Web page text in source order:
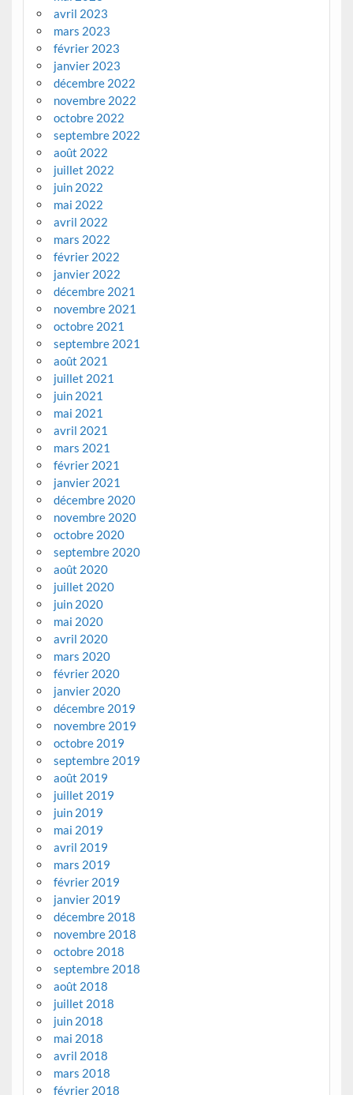
avril 2023
mars 2023
février 2023
janvier 2023
décembre 2022
novembre 2022
octobre 2022
septembre 2022
août 2022
juillet 2022
juin 2022
mai 2022
avril 2022
mars 2022
février 2022
janvier 2022
décembre 2021
novembre 2021
octobre 2021
septembre 2021
août 2021
juillet 2021
juin 2021
mai 2021
avril 2021
mars 2021
février 2021
janvier 2021
décembre 2020
novembre 2020
octobre 2020
septembre 2020
août 2020
juillet 2020
juin 2020
mai 2020
avril 2020
mars 2020
février 2020
janvier 2020
décembre 2019
novembre 2019
octobre 2019
septembre 2019
août 2019
juillet 2019
juin 2019
mai 2019
avril 2019
mars 2019
février 2019
janvier 2019
décembre 2018
novembre 2018
octobre 2018
septembre 2018
août 2018
juillet 2018
juin 2018
mai 2018
avril 2018
mars 2018
février 2018